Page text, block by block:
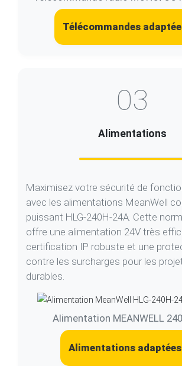
Télécommandes
03
avec les alimentations MeanWell
puissant HLG-240H-24A. Cette
offre une alimentation 24V très
certification IP robuste et une
contre les surcharges pour les
durables.
Alimentation MEANWELL
Alimentations adaptées